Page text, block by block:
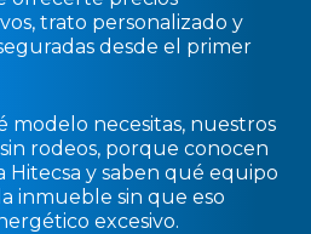
trato personalizado y
desde el primer
modelo necesitas, nuestros
rodeos, porque conocen
Hitecsa y saben qué equipo
inmueble sin que eso
excesivo.